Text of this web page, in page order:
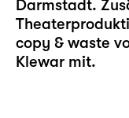
Darmstadt.
copy & waste
Klewar mit.